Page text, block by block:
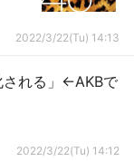
2022/3/22(Tu) 14:13
される」←AKBで
2022/3/22(Tu) 14:12